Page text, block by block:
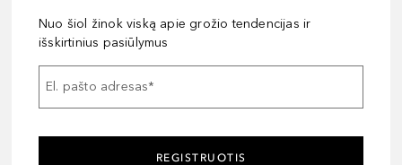
Nuo šiol žinok viską apie grožio tendencijas ir
išskirtinius pasiūlymus
El. pašto adresas*
REGISTRUOTIS